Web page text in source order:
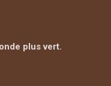
plus vert.